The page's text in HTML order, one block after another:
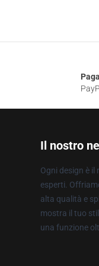
Il nostro
Ogni design è
esperti.
alta qualità e
mostra il tuo
una funzione